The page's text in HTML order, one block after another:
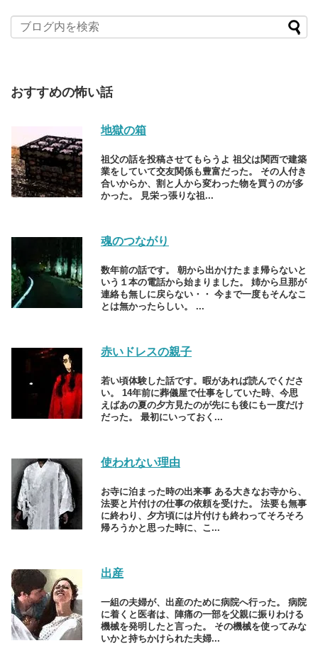
おすすめの怖い話
地獄の箱
祖父の話を投稿させてもらうよ 祖父は関西で建築
業をしていて交友関係も豊富だった。 その人付き
合いからか、割と人から変わった物を買うのが多
かった。 見栄っ張りな祖...
魂のつながり
数年前の話です。 朝から出かけたまま帰らないと
いう１本の電話から始まりました。 姉から旦那が
連絡も無しに戻らない・・ 今まで一度もそんなこ
とは無かったらしい。 ...
赤いドレスの親子
若い頃体験した話です。暇があれば読んでくださ
い。 14年前に葬儀屋で仕事をしていた時、今思
えばあの夏の夕方見たのが先にも後にも一度だけ
だった。 最初にいっておく...
使われない理由
お寺に泊まった時の出来事 ある大きなお寺から、
法要と片付けの仕事の依頼を受けた。 法要も無事
に終わり、夕方頃には片付けも終わってそろそろ
帰ろうかと思った時に、こ...
出産
一組の夫婦が、出産のために病院へ行った。 病院
に着くと医者は、陣痛の一部を父親に振りわける
機械を発明したと言った。 その機械を使ってみな
いかと持ちかけられた夫婦...